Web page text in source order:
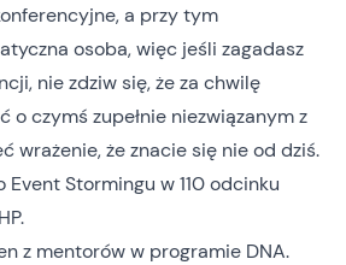
a przy tym
osoba, więc jeśli zagadasz
nie zdziw się, że za chwilę
o czymś zupełnie niezwiązanym z
wrażenie, że znacie się nie od dziś.
Event Stormingu w110 odcinku
z mentorów w programie DNA.